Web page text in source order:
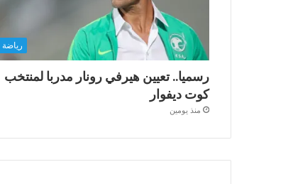
رياضة
رسميا.. تعيين هيرفي رونار مدربا لمنتخب
كوت ديفوار
منذ يومين